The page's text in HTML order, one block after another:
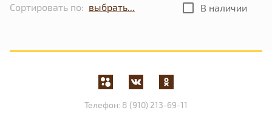
Сортировать по: В наличии
Телефон: 8 (910) 213-69-11